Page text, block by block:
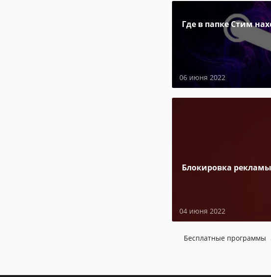
Где в папке Стим
06 июня 2022
Блокировка
04 июня 2022
Бесплатные программы